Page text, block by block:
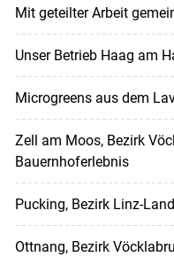
Mit geteilter Arbeit
Unser Betrieb Haag am
Microgreens aus dem
Zell am Moos, Bezirk
Bauernhoferlebnis
Pucking, Bezirk Linz-
Ottnang, Bezirk